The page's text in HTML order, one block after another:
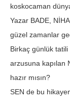
koskocaman
Yazar BADE,
güzel zamanlar
Birkaç günlük
arzusuna kapılan
hazır mısın?
SEN de bu